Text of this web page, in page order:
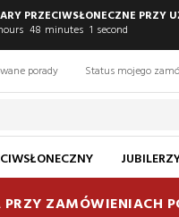
PRZECIWSŁONECZNE PRZY
48 minutes 0 seconds
porady Status mojego
ZAMÓWIENIACH